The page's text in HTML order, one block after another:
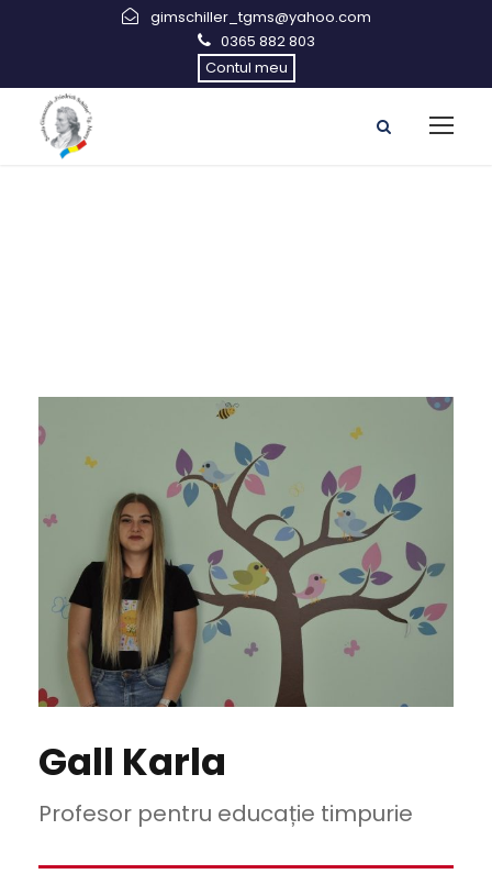
gimschiller_tgms@yahoo.com
0365 882 803
Contul meu
Gall Karla
Profesor pentru educație timpurie